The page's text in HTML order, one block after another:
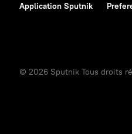
Application Sputnik
© 2026 Sputnik Tous droits